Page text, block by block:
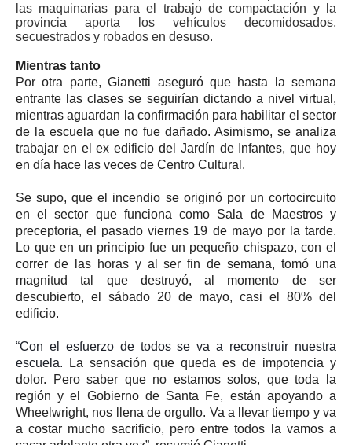
las maquinarias para el trabajo de compactación y la
provincia aporta los vehículos decomidosados,
secuestrados y robados en desuso.
Mientras tanto
Por otra parte, Gianetti aseguró que hasta la semana
entrante las clases se seguirían dictando a nivel virtual,
mientras aguardan la confirmación para habilitar el sector
de la escuela que no fue dañado. Asimismo, se analiza
trabajar en el ex edificio del Jardín de Infantes, que hoy
en día hace las veces de Centro Cultural.
Se supo, que el incendio se originó por un cortocircuito
en el sector que funciona como Sala de Maestros y
preceptoria, el pasado viernes 19 de mayo por la tarde.
Lo que en un principio fue un pequeño chispazo, con el
correr de las horas y al ser fin de semana, tomó una
magnitud tal que destruyó, al momento de ser
descubierto, el sábado 20 de mayo, casi el 80% del
edificio.
“Con el esfuerzo de todos se va a reconstruir nuestra
escuela. La sensación que queda es de impotencia y
dolor. Pero saber que no estamos solos, que toda la
región y el Gobierno de Santa Fe, están apoyando a
Wheelwright, nos llena de orgullo. Va a llevar tiempo y va
a costar mucho sacrificio, pero entre todos la vamos a